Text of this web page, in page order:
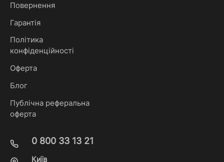
Повернення
Гарантія
Політика
конфіденційності
Оферта
Блог
Публічна реферальна
оферта
0 800 33 13 21
Київ